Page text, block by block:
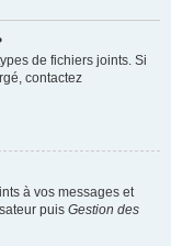
de fichiers joints. Si
contactez
à vos messages et
puis Gestion des